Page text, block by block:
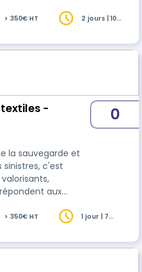
> 350€ HT
2 jours | 10
-
la sauvegarde et
c'est
aux
aux matériaux
à bien une
et de sauvetage
0
> 350€ HT
1 jour | 7